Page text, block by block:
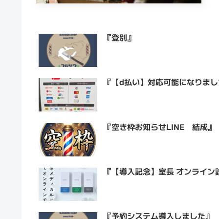
『登別』
『【d払い】対応可能になりまし
『空き枠お知らせLINE 結成』
『【導入記念】室長 オンライン
『予約システム導入しました』